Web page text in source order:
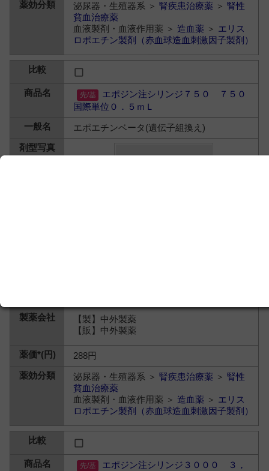
泌尿器・生殖器系 ＞腎疾患治療薬 ＞腎性
貧血治療薬
血液製剤・血液作用薬 ＞造血薬 ＞ エリス
ロポエチン製剤（赤血球造血刺激因子製剤）
エポジン注シリンジ７５０ ７５０
国際単位０．５ｍＬ
エポエチンベータ(遺伝子組換え)
【製】中外製薬
【販】中外製薬
288円
泌尿器・生殖器系 ＞腎疾患治療薬 ＞腎性
貧血治療薬
血液製剤・血液作用薬 ＞造血薬 ＞ エリス
ロポエチン製剤（赤血球造血刺激因子製剤）
エポジン注シリンジ３０００ ３，